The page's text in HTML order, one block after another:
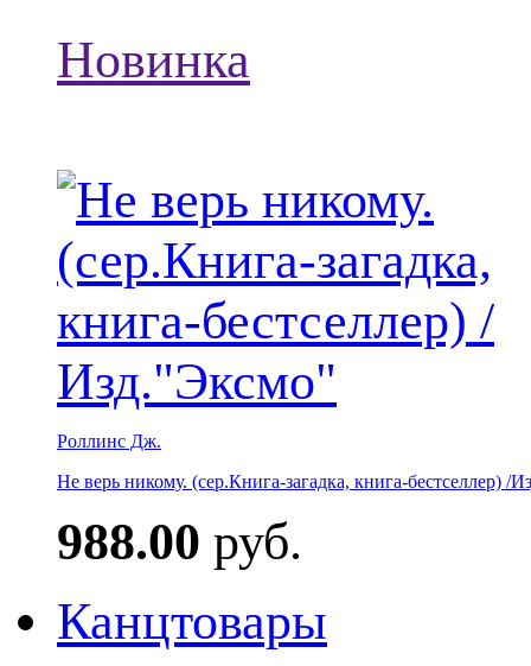
Новинка
Роллинс Дж.
Не верь никому. (сер.Книга-загадка, книга-бестселлер) /
988.00 руб.
Канцтовары